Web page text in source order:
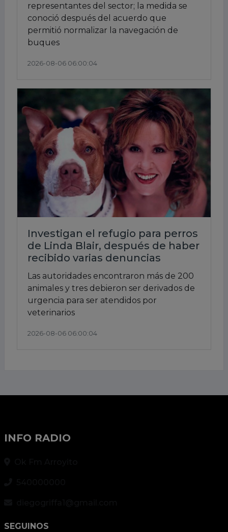
representantes del sector; la medida se
conoció después del acuerdo que
permitió normalizar la navegación de
buques
2026-08-06 06:00:04
Investigan el refugio para perros
de Linda Blair, después de haber
recibido varias denuncias
Las autoridades encontraron más de 200
animales y tres debieron ser derivados de
urgencia para ser atendidos por
veterinarios
2026-08-06 06:00:04
INFO RADIO
SEGUINOS